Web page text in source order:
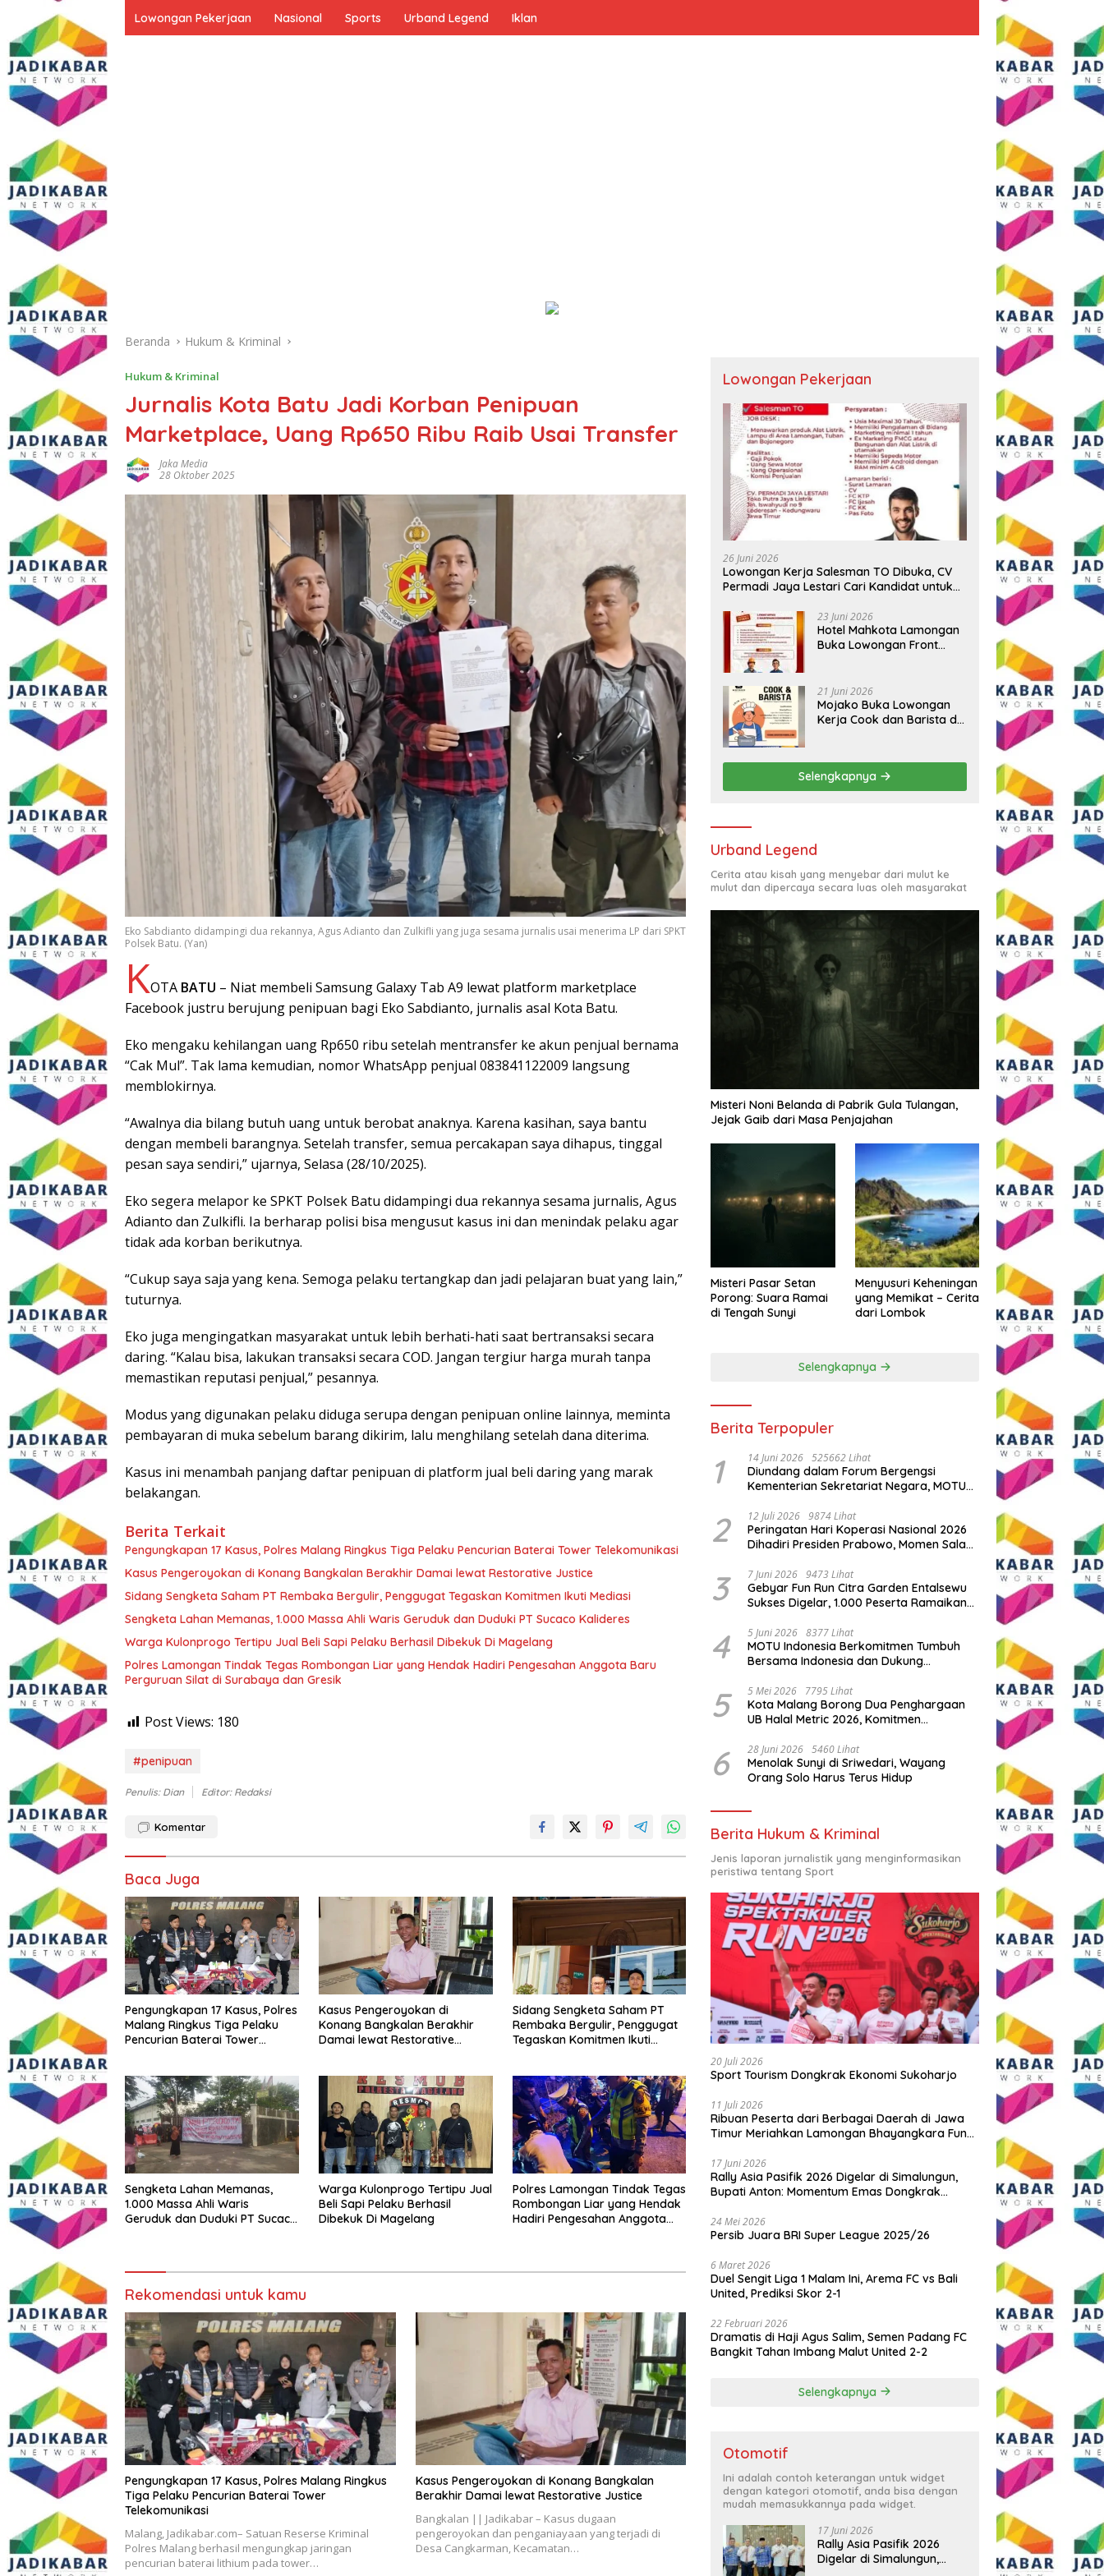
Lowongan Pekerjaan Nasional Sports Urband Legend Iklan
Beranda Hukum & Kriminal
Hukum & Kriminal
Jurnalis Kota Batu Jadi Korban Penipuan
Marketplace, Uang Rp650 Ribu Raib Usai Transfer
Jaka Media
28 Oktober 2025
Eko Sabdianto didampingi dua rekannya, Agus Adianto dan Zulkifli yang juga sesama jurnalis usai menerima LP dari SPKT
Polsek Batu. (Yan)
KOTA BATU – Niat membeli Samsung Galaxy Tab A9 lewat platform marketplace
Facebook justru berujung penipuan bagi Eko Sabdianto, jurnalis asal Kota Batu.
Eko mengaku kehilangan uang Rp650 ribu setelah mentransfer ke akun penjual bernama
“Cak Mul”. Tak lama kemudian, nomor WhatsApp penjual 083841122009 langsung
memblokirnya.
“Awalnya dia bilang butuh uang untuk berobat anaknya. Karena kasihan, saya bantu
dengan membeli barangnya. Setelah transfer, semua percakapan saya dihapus, tinggal
pesan saya sendiri,” ujarnya, Selasa (28/10/2025).
Eko segera melapor ke SPKT Polsek Batu didampingi dua rekannya sesama jurnalis, Agus
Adianto dan Zulkifli. Ia berharap polisi bisa mengusut kasus ini dan menindak pelaku agar
tidak ada korban berikutnya.
“Cukup saya saja yang kena. Semoga pelaku tertangkap dan jadi pelajaran buat yang lain,”
tuturnya.
Eko juga mengingatkan masyarakat untuk lebih berhati-hati saat bertransaksi secara
daring. “Kalau bisa, lakukan transaksi secara COD. Jangan tergiur harga murah tanpa
memastikan reputasi penjual,” pesannya.
Modus yang digunakan pelaku diduga serupa dengan penipuan online lainnya, meminta
pembayaran di muka sebelum barang dikirim, lalu menghilang setelah dana diterima.
Kasus ini menambah panjang daftar penipuan di platform jual beli daring yang marak
belakangan.
Berita Terkait
Pengungkapan 17 Kasus, Polres Malang Ringkus Tiga Pelaku Pencurian Baterai Tower Telekomunikasi
Kasus Pengeroyokan di Konang Bangkalan Berakhir Damai lewat Restorative Justice
Sidang Sengketa Saham PT Rembaka Bergulir, Penggugat Tegaskan Komitmen Ikuti Mediasi
Warga Kulonprogo Tertipu Jual Beli Sapi Pelaku Berhasil Dibekuk Di Magelang
Polres Lamongan Tindak Tegas Rombongan Liar yang Hendak Hadiri Pengesahan Anggota Baru
Perguruan Silat di Surabaya dan Gresik
Post Views: 180
#penipuan
Penulis: Dian Editor: Redaksi
Komentar
Baca Juga
Pengungkapan 17 Kasus, Polres
Malang Ringkus Tiga Pelaku
Pencurian Baterai Tower
Kasus Pengeroyokan di
Konang Bangkalan Berakhir
Damai lewat Restorative
Sidang Sengketa Saham PT
Rembaka Bergulir, Penggugat
Tegaskan Komitmen Ikuti
​Sengketa Lahan Memanas,
1.000 Massa Ahli Waris
Geruduk dan Duduki PT Sucaco
Warga Kulonprogo Tertipu Jual
Beli Sapi Pelaku Berhasil
Dibekuk Di Magelang
Polres Lamongan Tindak Tegas
Rombongan Liar yang Hendak
Hadiri Pengesahan Anggota
Rekomendasi untuk kamu
Pengungkapan 17 Kasus, Polres Malang Ringkus
Tiga Pelaku Pencurian Baterai Tower
Telekomunikasi
Malang, Jadikabar.com– Satuan Reserse Kriminal
Polres Malang berhasil mengungkap jaringan
pencurian baterai lithium pada tower…
Kasus Pengeroyokan di Konang Bangkalan
Berakhir Damai lewat Restorative Justice
Bangkalan || Jadikabar – Kasus dugaan
pengeroyokan dan penganiayaan yang terjadi di
Desa Cangkarman, Kecamatan…
Lowongan Pekerjaan
26 Juni 2026
Lowongan Kerja Salesman TO Dibuka, CV
Permadi Jaya Lestari Cari Kandidat untuk
23 Juni 2026
Hotel Mahkota Lamongan
Buka Lowongan Front
Syaratnya
21 Juni 2026
Mojako Buka Lowongan
Kerja Cook dan Barista di
Selengkapnya
Urband Legend
Cerita atau kisah yang menyebar dari mulut ke
mulut dan dipercaya secara luas oleh masyarakat
Misteri Noni Belanda di Pabrik Gula Tulangan,
Jejak Gaib dari Masa Penjajahan
Misteri Pasar Setan
Porong: Suara Ramai
di Tengah Sunyi
Menyusuri Keheningan
yang Memikat – Cerita
dari Lombok
Selengkapnya
Berita Terpopuler
1 14 Juni 2026 525662 Lihat
Diundang dalam Forum Bergengsi
Kementerian Sekretariat Negara, MOTU
Indonesia
2 12 Juli 2026 9874 Lihat
Peringatan Hari Koperasi Nasional 2026
Dihadiri Presiden Prabowo, Momen Salam
3 7 Juni 2026 9473 Lihat
Gebyar Fun Run Citra Garden Entalsewu
Sukses Digelar, 1.000 Peserta Ramaikan
4 5 Juni 2026 8377 Lihat
MOTU Indonesia Berkomitmen Tumbuh
Bersama Indonesia dan Dukung
5 5 Mei 2026 7795 Lihat
Kota Malang Borong Dua Penghargaan
UB Halal Metric 2026, Komitmen
6 28 Juni 2026 5460 Lihat
Menolak Sunyi di Sriwedari, Wayang
Orang Solo Harus Terus Hidup
Berita Hukum & Kriminal
Jenis laporan jurnalistik yang menginformasikan
peristiwa tentang Sport
20 Juli 2026
Sport Tourism Dongkrak Ekonomi Sukoharjo
11 Juli 2026
Ribuan Peserta dari Berbagai Daerah di Jawa
Timur Meriahkan Lamongan Bhayangkara Fun
17 Juni 2026
Rally Asia Pasifik 2026 Digelar di Simalungun,
Bupati Anton: Momentum Emas Dongkrak
24 Mei 2026
Persib Juara BRI Super League 2025/26
6 Maret 2026
Duel Sengit Liga 1 Malam Ini, Arema FC vs Bali
United, Prediksi Skor 2-1
22 Februari 2026
Dramatis di Haji Agus Salim, Semen Padang FC
Bangkit Tahan Imbang Malut United 2-2
Selengkapnya
Otomotif
Ini adalah contoh keterangan untuk widget
dengan kategori otomotif, anda bisa dengan
mudah memasukkannya pada widget.
17 Juni 2026
Rally Asia Pasifik 2026
Digelar di Simalungun,